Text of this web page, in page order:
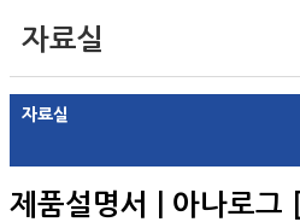
자료실
자료실
제품설명서 | 아나로그